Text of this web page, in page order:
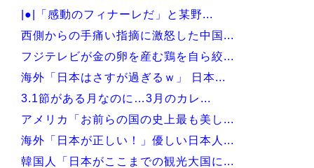
|●|「感動のフィナーレだ」と某野...
西側からの手痛い指摘に激怒した中国...
フジテレビが金の卵を産む鶏を自ら絞...
海外「日本はさすが過ぎるｗ」 日本...
3.1節がある月なのに…3月のカレ...
アメリカ「お前らの国の史上最も美し...
海外「日本が正しい！」優しい日本人...
韓国人「日本がここまでの観光大国に...